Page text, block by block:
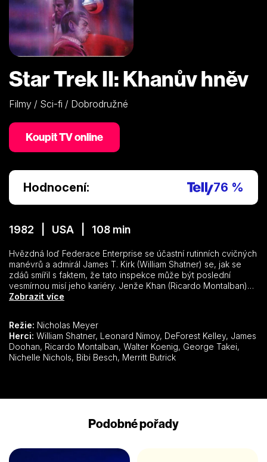
Star Trek II: Khanův hněv
Filmy / Sci-fi / Dobrodružné
Koupit TV online
Hodnocení: 76 %
1982 | USA | 108 min
Hvězdná loď Federace Enterprise se účastní rutinních cvičných
manévrů a admirál James T. Kirk (William Shatner) se, jak se
zdáů smířil s faktem, že tato inspekce může být poslední
vesmírnou misí jeho kariéry. Jenže Khan (Ricardo Montalban)
se vrátil. Geneticky upravený „nadčlověk“ s megalomanskými
Kirkovi, kterého obviňuje ze svého vyhnanství i ze synovy
smrti. Když se mu po letech naskytne možnost uprchnout,
neváhá. S pomocí cizopasného tvora ovládajícího mysl získává
brzy kontrolu nad celou lodí Reliant. Teď už Khanovi zbývá
Zobrazit více
Režie: Nicholas Meyer
Herci:
Doohan, Ricardo Montalban, Walter Koenig, George Takei,
Nichelle Nichols, Bibi Besch, Merritt Butrick
Podobné pořady